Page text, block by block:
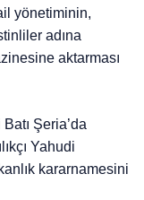
yönetiminin,
adına
aktarması
Şeria’da
Yahudi
kararnamesini